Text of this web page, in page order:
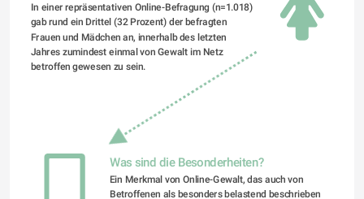
In einer repräsentativen Online-Befragung (n=1.018)
gab rund ein Drittel (32 Prozent) der befragten
Frauen und Mädchen an, innerhalb des letzten
Jahres zumindest einmal von Gewalt im Netz
betroffen gewesen zu sein.
Was sind die Besonderheiten?
Ein Merkmal von Online-Gewalt, das auch von
Betroffenen als besonders belastend beschrieben